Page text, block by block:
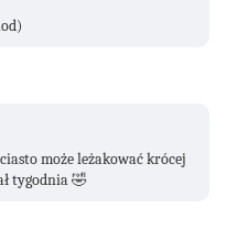
może leżakować krócej
tygodnia 🤣